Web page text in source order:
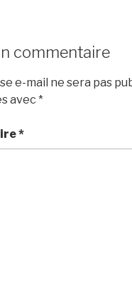
commentaire
e-mail ne sera pas
avec *
*